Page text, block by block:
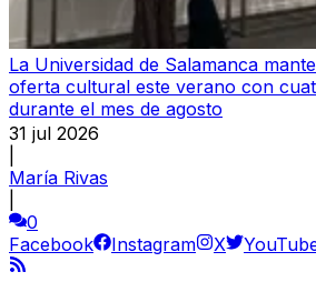
La Universidad de Salamanca
oferta cultural este verano con
durante el mes de agosto
31 jul 2026
María Rivas
0
Facebook
Instagram X